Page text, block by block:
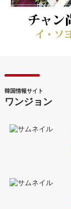
韓国情報サイト
ワンジョン